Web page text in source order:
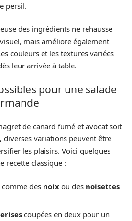
persil.
des ingrédients ne rehausse
mais améliore également
couleurs et les textures variées
leur arrivée à table.
pour une salade
de canard fumé et avocat soit
diverses variations peuvent être
les plaisirs. Voici quelques
recette classique :
des noix ou des noisettes
coupées en deux pour un